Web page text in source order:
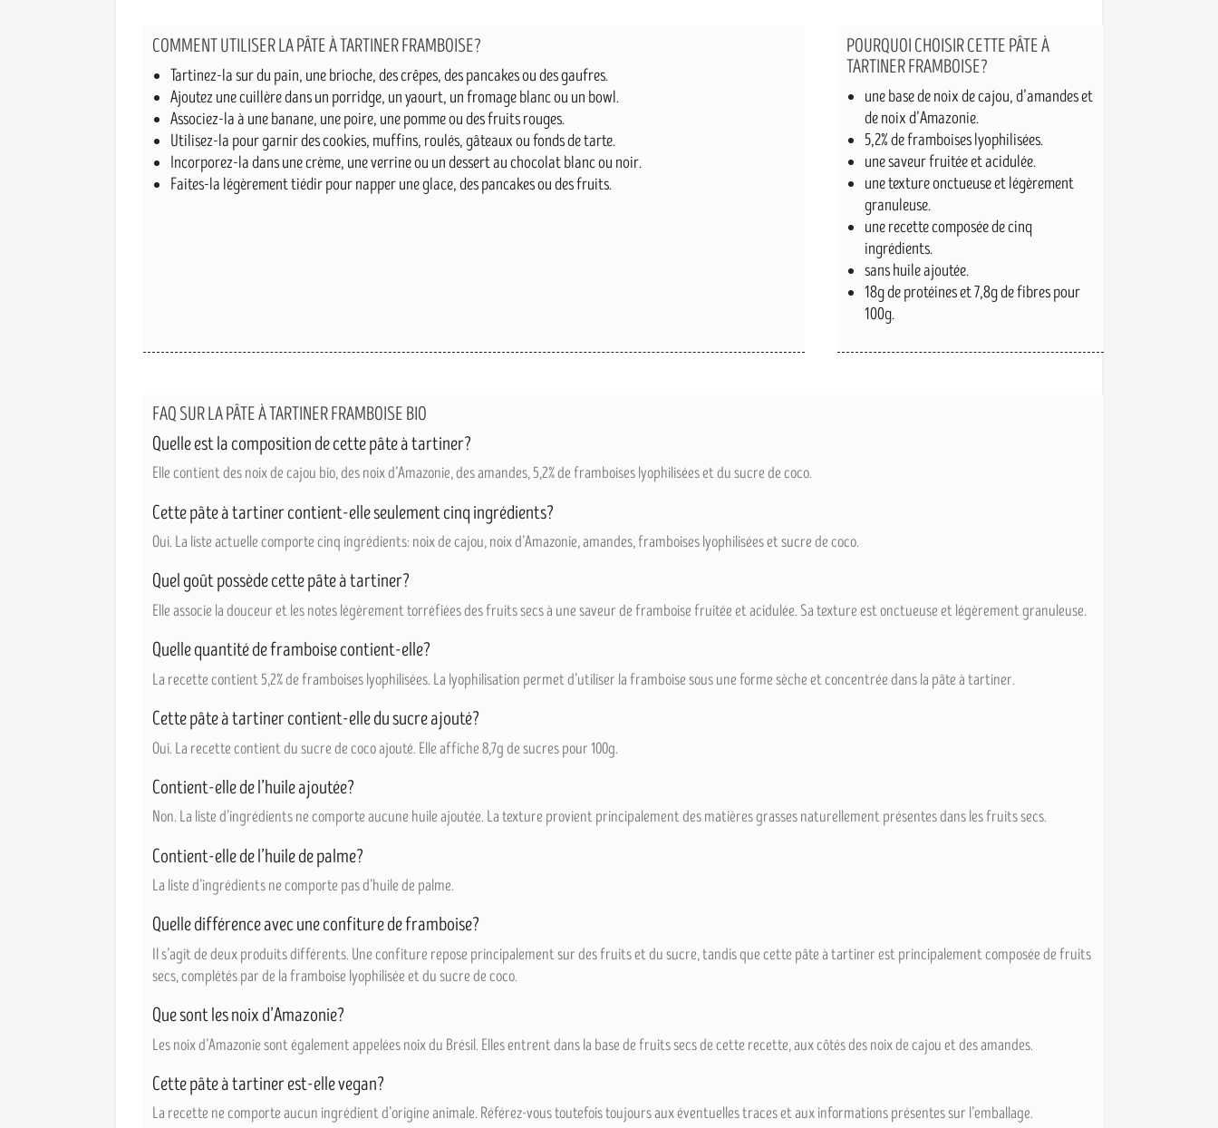
COMMENT UTILISER LA PÂTE À TARTINER FRAMBOISE?
Tartinez-la sur du pain, une brioche, des crêpes, des pancakes ou des gaufres.
Ajoutez une cuillère dans un porridge, un yaourt, un fromage blanc ou un bowl.
Associez-la à une banane, une poire, une pomme ou des fruits rouges.
Utilisez-la pour garnir des cookies, muffins, roulés, gâteaux ou fonds de tarte.
Incorporez-la dans une crème, une verrine ou un dessert au chocolat blanc ou noir.
Faites-la légèrement tiédir pour napper une glace, des pancakes ou des fruits.
POURQUOI CHOISIR CETTE PÂTE À
TARTINER FRAMBOISE?
une base de noix de cajou, d’amandes et
de noix d’Amazonie.
5,2% de framboises lyophilisées.
une saveur fruitée et acidulée.
une texture onctueuse et légèrement
granuleuse.
une recette composée de cinq
ingrédients.
sans huile ajoutée.
18g de protéines et 7,8g de fibres pour
100g.
FAQ SUR LA PÂTE À TARTINER FRAMBOISE BIO
Quelle est la composition de cette pâte à tartiner?
Elle contient des noix de cajou bio, des noix d’Amazonie, des amandes, 5,2% de framboises lyophilisées et du sucre de coco.
Cette pâte à tartiner contient-elle seulement cinq ingrédients?
Oui. La liste actuelle comporte cinq ingrédients: noix de cajou, noix d’Amazonie, amandes, framboises lyophilisées et sucre de coco.
Quel goût possède cette pâte à tartiner?
Elle associe la douceur et les notes légèrement torréfiées des fruits secs à une saveur de framboise fruitée et acidulée. Sa texture est onctueuse et légèrement granuleuse.
Quelle quantité de framboise contient-elle?
La recette contient 5,2% de framboises lyophilisées. La lyophilisation permet d’utiliser la framboise sous une forme sèche et concentrée dans la pâte à tartiner.
Cette pâte à tartiner contient-elle du sucre ajouté?
Oui. La recette contient du sucre de coco ajouté. Elle affiche 8,7g de sucres pour 100g.
Contient-elle de l’huile ajoutée?
Non. La liste d’ingrédients ne comporte aucune huile ajoutée. La texture provient principalement des matières grasses naturellement présentes dans les fruits secs.
Contient-elle de l’huile de palme?
La liste d’ingrédients ne comporte pas d’huile de palme.
Quelle différence avec une confiture de framboise?
Il s’agit de deux produits différents. Une confiture repose principalement sur des fruits et du sucre, tandis que cette pâte à tartiner est principalement composée de fruits
secs, complétés par de la framboise lyophilisée et du sucre de coco.
Que sont les noix d’Amazonie?
Les noix d’Amazonie sont également appelées noix du Brésil. Elles entrent dans la base de fruits secs de cette recette, aux côtés des noix de cajou et des amandes.
Cette pâte à tartiner est-elle vegan?
La recette ne comporte aucun ingrédient d’origine animale. Référez-vous toutefois toujours aux éventuelles traces et aux informations présentes sur l’emballage.